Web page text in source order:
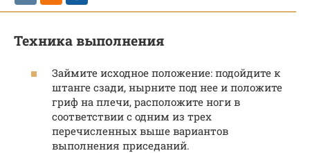
Техника выполнения
Займите исходное положение: подойдите к
штанге сзади, нырните под нее и положите
гриф на плечи, расположите ноги в
соответствии с одним из трех
перечисленных выше вариантов
выполнения приседаний.